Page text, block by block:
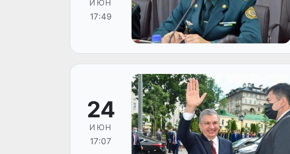
ИЮН
17:49
24
ИЮН
17:07